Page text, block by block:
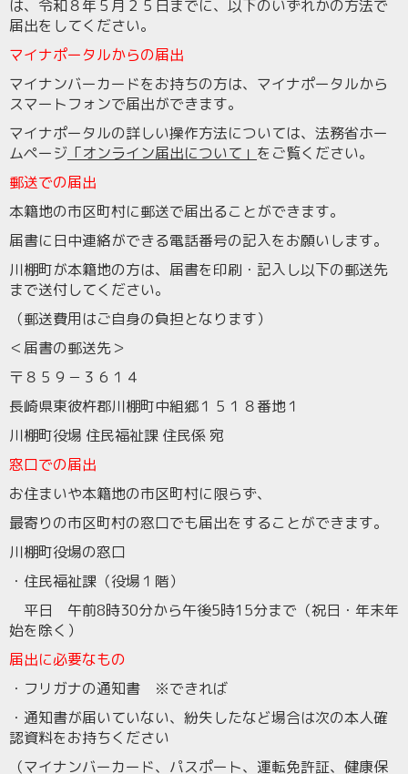
は、令和８年５月２５日までに、以下のいずれかの方法で
届出をしてください。
マイナポータルからの届出
マイナンバーカードをお持ちの方は、マイナポータルから
スマートフォンで届出ができます。
マイナポータルの詳しい操作方法については、法務省ホー
ムページ 「オンライン届出について」 をご覧ください。
郵送での届出
本籍地の市区町村に郵送で届出ることができます。
届書に日中連絡ができる電話番号の記入をお願いします。
川棚町が本籍地の方は、届書を印刷・記入し以下の郵送先
まで送付してください。
（郵送費用はご自身の負担となります）
＜届書の郵送先＞
〒８５９－３６１４
長崎県東彼杵郡川棚町中組郷１５１８番地１
川棚町役場 住民福祉課 住民係 宛
窓口での届出
お住まいや本籍地の市区町村に限らず、
最寄りの市区町村の窓口でも届出をすることができます。
川棚町役場の窓口
・住民福祉課（役場１階）
平日 午前8時30分から午後5時15分まで（祝日・年末年
始を除く）
届出に必要なもの
・フリガナの通知書 ※できれば
・通知書が届いていない、紛失したなど場合は次の本人確
認資料をお持ちください
（マイナンバーカード、パスポート、運転免許証、健康保